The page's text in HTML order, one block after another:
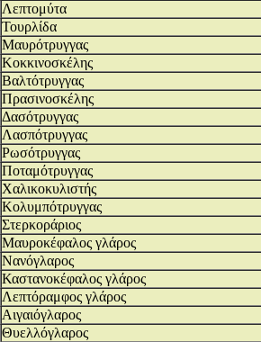
Λεπτομύτα
Τουρλίδα
Μαυρότρυγγας
Κοκκινοσκέλης
Βαλτότρυγγας
Πρασινοσκέλης
Δασότρυγγας
Λασπότρυγγας
Ρωσότρυγγας
Ποταμότρυγγας
Χαλικοκυλιστής
Κολυμπότρυγγας
Στερκοράριος
Μαυροκέφαλος γλάρος
Νανόγλαρος
Καστανοκέφαλος γλάρος
Λεπτόραμφος γλάρος
Αιγαιόγλαρος
Θυελλόγλαρος